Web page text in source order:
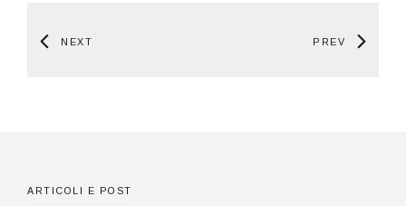
NEXT PREV
ARTICOLI E POST